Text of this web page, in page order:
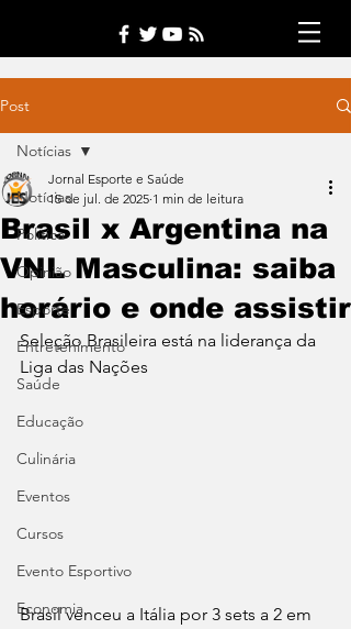
Post
Notícias
Política
Opinião
Esporte
Entretenimento
Saúde
Educação
Culinária
Eventos
Cursos
Evento Esportivo
Economia
Notícias
Brasil x Argentina na
VNL Masculina: saiba
horário e onde assistir
Jornal Esporte e Saúde
15 de jul. de 2025 1 min de leitura
Seleção Brasileira está na liderança da
Liga das Nações
Brasil venceu a Itália por 3 sets a 2 em